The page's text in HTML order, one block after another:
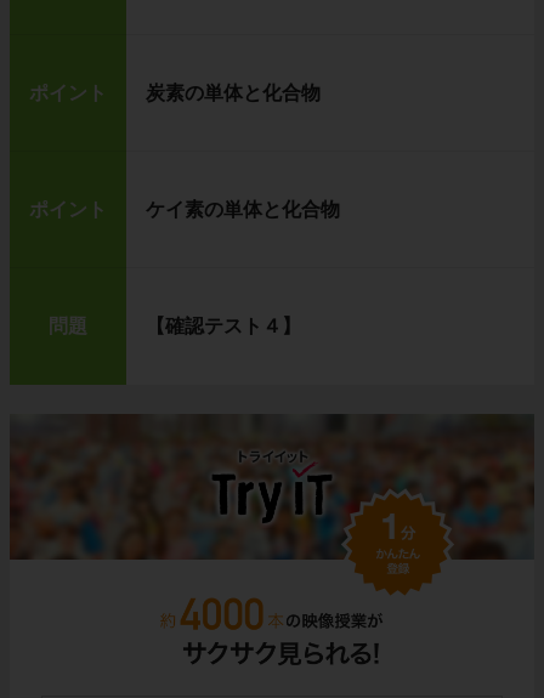
ポイント 炭素の単体と化合物
ポイント ケイ素の単体と化合物
問題 【確認テスト４】